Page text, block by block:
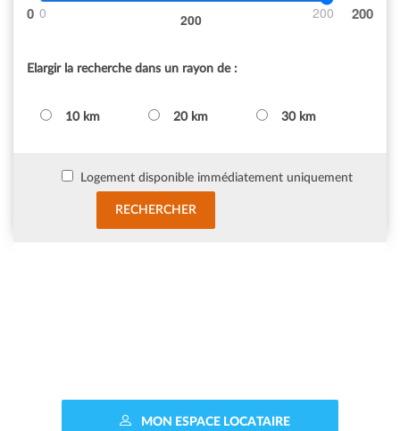
0 200 200
Elargir la recherche dans un rayon de :
10 km 20 km 30 km
Logement disponible immédiatement uniquement
MON ESPACE LOCATAIRE